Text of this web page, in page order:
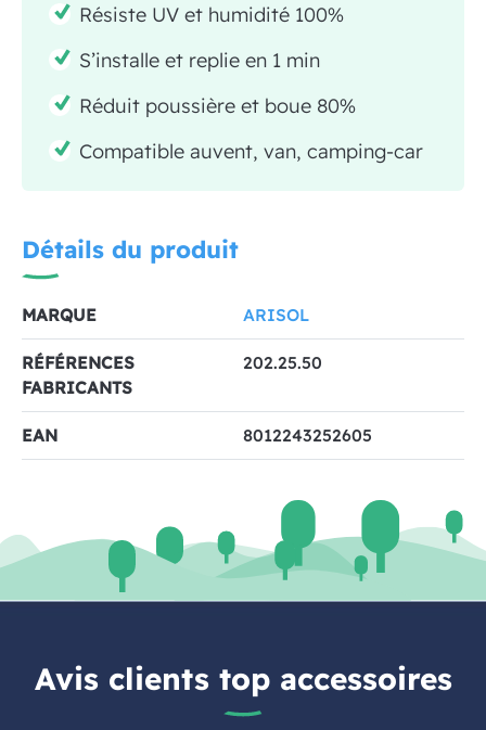
Résiste UV et humidité 100%
S’installe et replie en 1 min
Réduit poussière et boue 80%
Compatible auvent, van, camping-car
Détails du produit
MARQUE ARISOL
RÉFÉRENCES
FABRICANTS
202.25.50
EAN 8012243252605
Avis clients top accessoires